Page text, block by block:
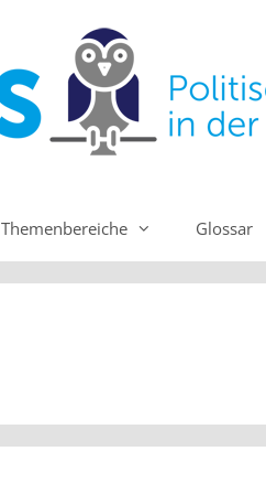
Themenbereiche Glossar